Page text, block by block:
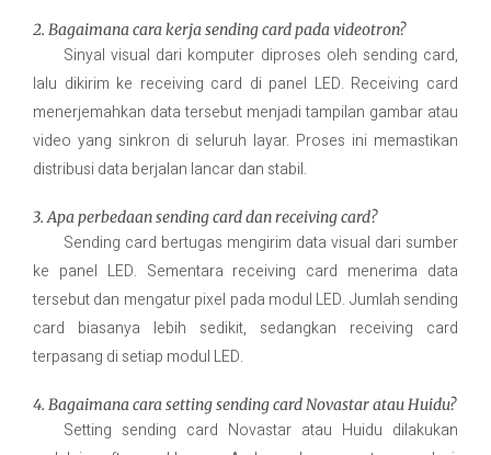
2. Bagaimana cara kerja sending card pada videotron?
Sinyal visual dari komputer diproses oleh sending card,
lalu dikirim ke receiving card di panel LED. Receiving card
menerjemahkan data tersebut menjadi tampilan gambar atau
video yang sinkron di seluruh layar. Proses ini memastikan
distribusi data berjalan lancar dan stabil.
3. Apa perbedaan sending card dan receiving card?
Sending card bertugas mengirim data visual dari sumber
ke panel LED. Sementara receiving card menerima data
tersebut dan mengatur pixel pada modul LED. Jumlah sending
card biasanya lebih sedikit, sedangkan receiving card
terpasang di setiap modul LED.
4. Bagaimana cara setting sending card Novastar atau Huidu?
Setting sending card Novastar atau Huidu dilakukan